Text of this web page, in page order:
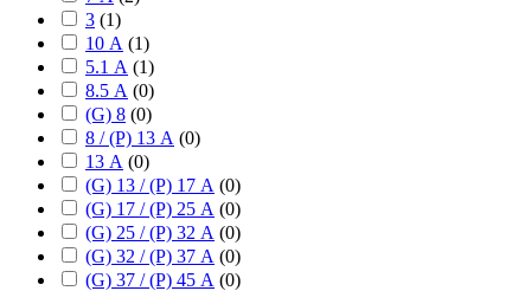
3 (1)
10 А (1)
5.1 А (1)
8.5 А (0)
(G) 8 (0)
8 / (P) 13 А (0)
13 А (0)
(G) 13 / (P) 17 А (0)
(G) 17 / (P) 25 А (0)
(G) 25 / (P) 32 А (0)
(G) 32 / (P) 37 А (0)
(G) 37 / (P) 45 А (0)